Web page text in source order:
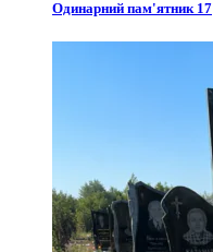
Одинарний пам'ятник 17